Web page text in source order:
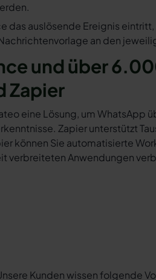
das auslösende Ereignis
an den
und über
Zapier
eine Lösung, um WhatsApp
Zapier unterstützt
können Sie automatisierte
Anwendungen
Kunden wissen folgende